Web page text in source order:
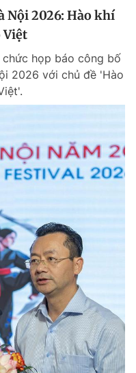
360
cần biết
hệ quảng cáo
Nội 2026: Hào khí
Việt
chức họp báo công bố
2026 với chủ đề 'Hào